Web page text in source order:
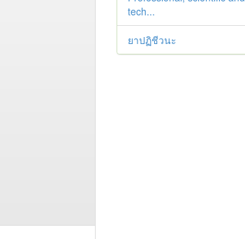
tech...
ยาปฏิชีวนะ